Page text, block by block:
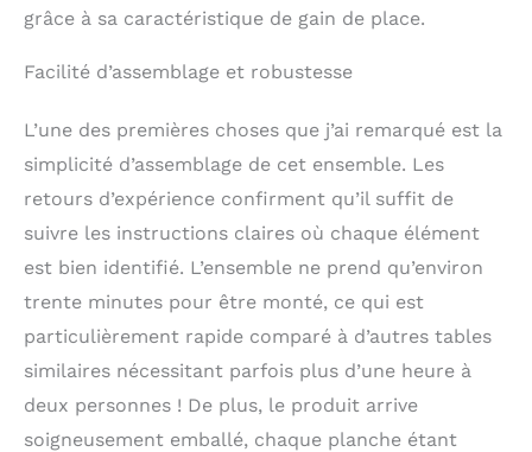
niveaux de hauteur
avec votre enfant】
pour les tout-petits
la table et les chaises
réglables en hauteur sur
2 niveaux. Pour la table,
la hauteur la plus haute
est de 40,6 cm, et la
hauteur inférieure est
chaise, la hauteur la
plus haute est de 19,8
cm, et la hauteur
inférieure est de 16 cm.
Au fur et à mesure que
grâce à sa caractéristique de gain de place.
Facilité d’assemblage et robustesse
L’une des premières choses que j’ai remarqué est la
simplicité d’assemblage de cet ensemble. Les
retours d’expérience confirment qu’il suffit de
suivre les instructions claires où chaque élément
est bien identifié. L’ensemble ne prend qu’environ
trente minutes pour être monté, ce qui est
particulièrement rapide comparé à d’autres tables
similaires nécessitant parfois plus d’une heure à
deux personnes ! De plus, le produit arrive
soigneusement emballé, chaque planche étant